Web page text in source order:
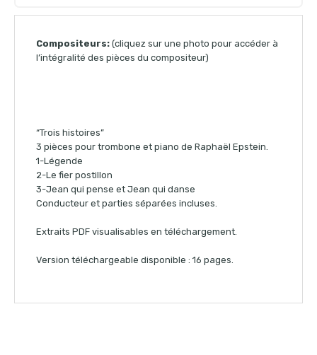
Compositeurs: (cliquez sur une photo pour accéder à
l’intégralité des pièces du compositeur)
“Trois histoires”
3 pièces pour trombone et piano de Raphaël Epstein.
1-Légende
2-Le fier postillon
3-Jean qui pense et Jean qui danse
Conducteur et parties séparées incluses.
Extraits PDF visualisables en téléchargement.
Version téléchargeable disponible : 16 pages.